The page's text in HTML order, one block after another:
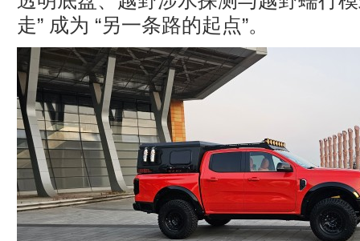
走” 成为 “另一条路的起点”。